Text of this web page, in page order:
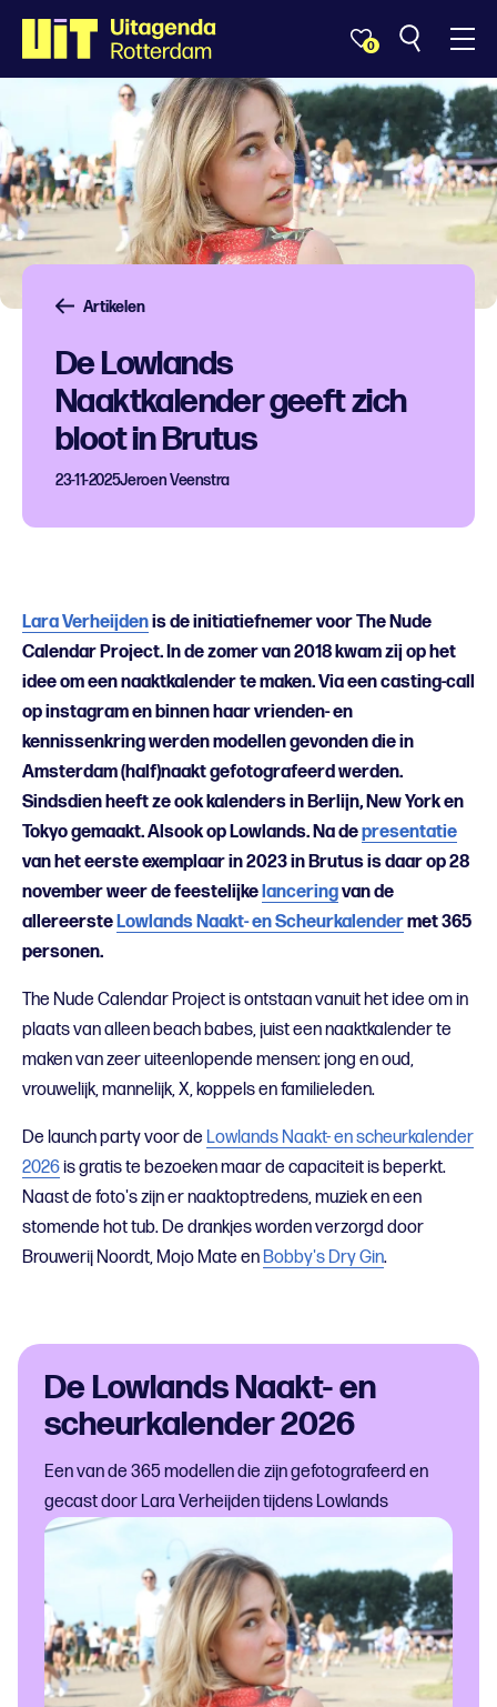
0
Artikelen
De Lowlands
Naaktkalender geeft zich
bloot in Brutus
23-11-2025Jeroen Veenstra
Lara Verheijdenis de initiatiefnemer voor The Nude
Calendar Project. In de zomer van 2018 kwam zij op het
idee om een naaktkalender te maken. Via een casting-call
op instagram en binnen haar vrienden- en
kennissenkring werden modellen gevonden die in
Amsterdam (half)naakt gefotografeerd werden.
Sindsdien heeft ze ook kalenders in Berlijn, New York en
Tokyo gemaakt. Alsook op Lowlands. Na depresentatie
van het eerste exemplaar in 2023 in Brutus is daar op 28
november weer de feestelijkelanceringvan de
allereersteLowlands Naakt- en Scheurkalendermet 365
personen.
The Nude Calendar Project is ontstaan vanuit het idee om in
plaats van alleen beach babes, juist een naaktkalender te
maken van zeer uiteenlopende mensen: jong en oud,
vrouwelijk, mannelijk, X, koppels en familieleden.
De launch party voor de Lowlands Naakt- en scheurkalender
2026is gratis te bezoeken maar de capaciteit is beperkt.
Naast de foto's zijn er naaktoptredens, muziek en een
stomende hot tub. De drankjes worden verzorgd door
Brouwerij Noordt, Mojo Mate enBobby's Dry Gin.
De Lowlands Naakt- en
scheurkalender 2026
Een van de 365 modellen die zijn gefotografeerd en
gecast door Lara Verheijden tijdens Lowlands